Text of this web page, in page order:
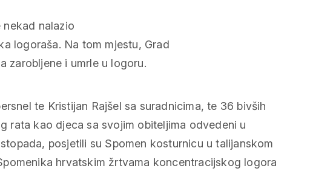
nekad nalazio
logoraša. Na tom mjestu, Grad
zarobljene i umrle u logoru.